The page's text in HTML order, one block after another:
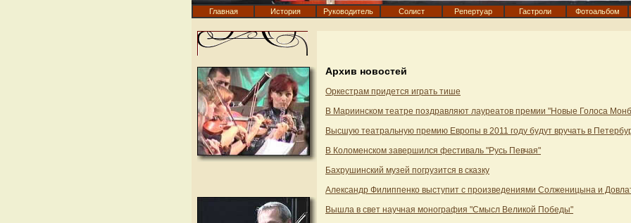
Главная История Руководитель Солист Репертуар Гастроли Фотоальбом
Архив новостей
Оркестрам придется играть тише
В Мариинском театре поздравляют лауреатов премии "Новые Голоса
Высшую театральную премию Европы в 2011 году будут вручать в
В Коломенском завершился фестиваль "Русь Певчая"
Бахрушинский музей погрузится в сказку
Александр Филиппенко выступит c произведениями Солженицына и
Вышла в свет научная монография "Смысл Великой Победы"